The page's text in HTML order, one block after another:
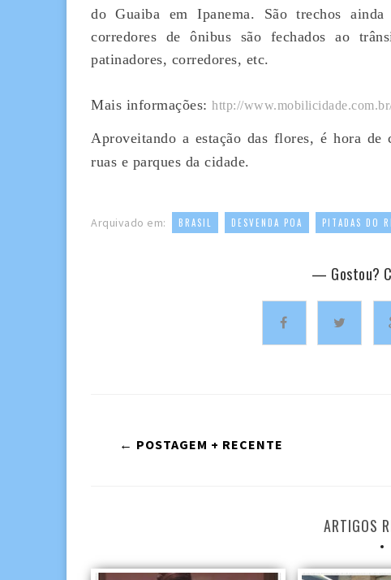
do Guaiba em Ipanema. São trechos
corredores de ônibus são fechados ao
patinadores, corredores, etc.
Mais informações: http://
Aproveitando a estação das flores, é hora
ruas e parques da cidade.
Arquivado em: BRASIL DESVENDA POA PITADAS DO
— Gostou?
← POSTAGEM + RECENTE
ARTIGOS